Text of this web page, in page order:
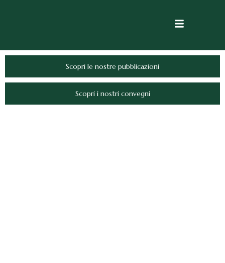
Scopri le nostre pubblicazioni
Scopri i nostri convegni